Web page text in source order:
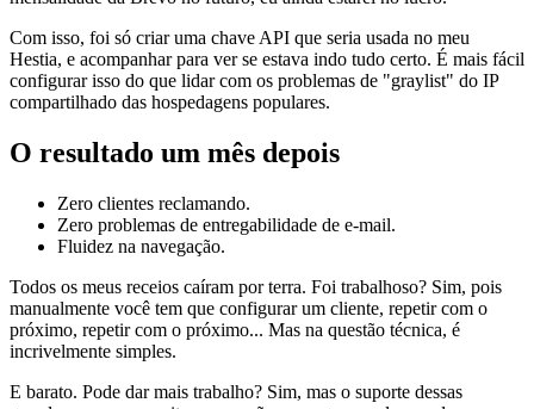
Com isso, foi só criar uma chave API que seria usada no meu
Hestia, e acompanhar para ver se estava indo tudo certo. É mais fácil
configurar isso do que lidar com os problemas de "graylist" do IP
compartilhado das hospedagens populares.
O resultado um mês depois
Zero clientes reclamando.
Zero problemas de entregabilidade de e-mail.
Fluidez na navegação.
Todos os meus receios caíram por terra. Foi trabalhoso? Sim, pois
manualmente você tem que configurar um cliente, repetir com o
próximo, repetir com o próximo... Mas na questão técnica, é
incrivelmente simples.
E barato. Pode dar mais trabalho? Sim, mas o suporte dessas